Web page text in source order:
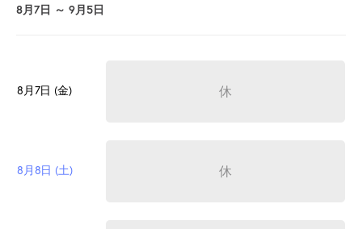
8月7日 ～ 9月5日
8月7日 (金) 休
8月8日 (土) 休